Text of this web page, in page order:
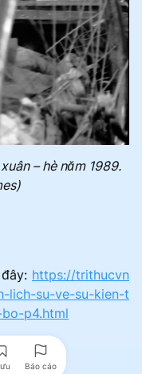
– hè năm 1989.
https://trithucvn
lich-su-ve-su-kien-t
p4.html
Báo cáo